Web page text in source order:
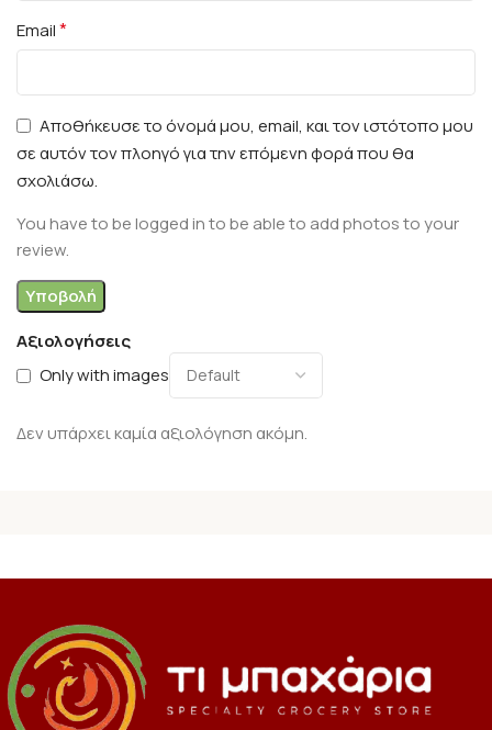
Αξιολογήσεις
Only with images
Δεν υπάρχει καμία αξιολόγηση ακόμη.
Email*
Αποθήκευσε το όνομά μου, email, και τον ιστότοπο μου
σε αυτόν τον πλοηγό για την επόμενη φορά που θα
σχολιάσω.
You have to be logged in to be able to add photos to your
review.